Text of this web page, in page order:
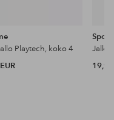
Playtech, koko 4
19,90